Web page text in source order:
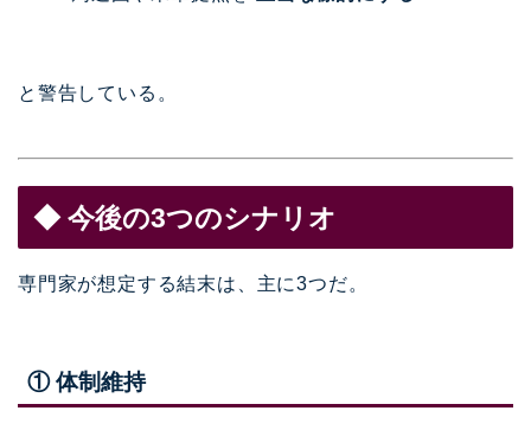
と警告している。
◆ 今後の3つのシナリオ
専門家が想定する結末は、主に3つだ。
① 体制維持